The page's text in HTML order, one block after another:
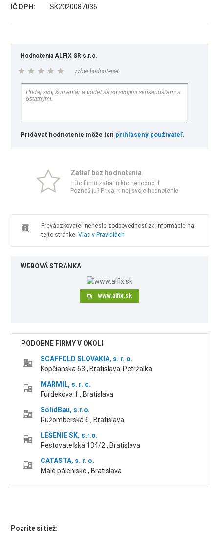
IČ DPH:
SK2020087036
Hodnotenia ALFIX SR s.r.o.
vyber hodnotenie
Pridávať hodnotenie môže len prihlásený používateľ.
Zatiaľ bez hodnotenia
Túto firmu zatiaľ nikto nehodnotil.
Poznáš ju? Pridaj k nej svoje hodnotenie.
Prevádzkovateľ nenesie zodpovednosť za informácie na
tejto stránke. Viac v Pravidlách
WEBOVÁ STRÁNKA
www.alfix.sk
PODOBNÉ FIRMY V OKOLÍ
SCAFFOLD SLOVAKIA, s. r. o.
Kopčianska 63 , Bratislava-Petržalka
MARMIL, s. r. o.
Furdekova 1 , Bratislava
SolidBau, s.r.o.
Ružomberská 6 , Bratislava
LEŠENIE SK, s.r.o.
Pestovateľská 134/2 , Bratislava
CATASTA, s. r. o.
Malé pálenisko , Bratislava
Pozrite si tiež: